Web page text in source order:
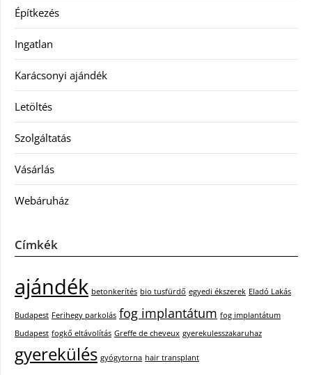
Építkezés
Ingatlan
Karácsonyi ajándék
Letöltés
Szolgáltatás
Vásárlás
Webáruház
Címkék
ajándék betonkerítés bio tusfürdő egyedi ékszerek Eladó Lakás
Budapest Ferihegy parkolás fog implantátum fog implantátum
Budapest fogkő eltávolítás Greffe de cheveux gyerekulesszakaruhaz
gyerekülés gyógytorna hair transplant